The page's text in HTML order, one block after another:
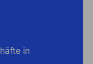
in